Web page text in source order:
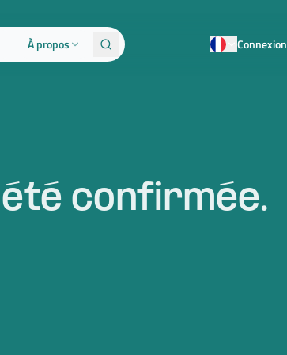
À propos Connexion
confirmée.